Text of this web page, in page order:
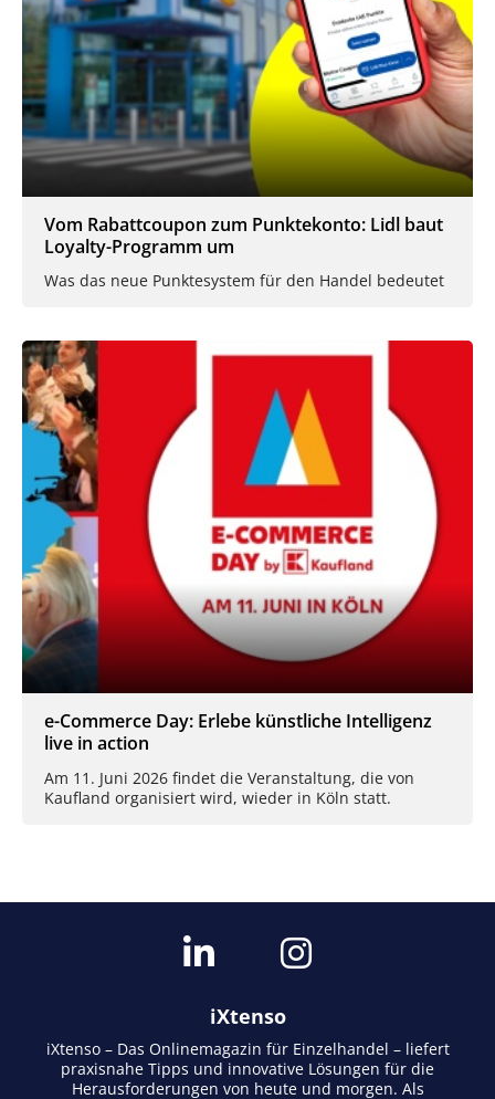
Vom Rabattcoupon zum Punktekonto: Lidl baut
Loyalty-Programm um
Was das neue Punktesystem für den Handel bedeutet
e-Commerce Day: Erlebe künstliche Intelligenz
live in action
Am 11. Juni 2026 findet die Veranstaltung, die von
Kaufland organisiert wird, wieder in Köln statt.
iXtenso
iXtenso – Das Onlinemagazin für Einzelhandel – liefert
praxisnahe Tipps und innovative Lösungen für die
Herausforderungen von heute und morgen. Als